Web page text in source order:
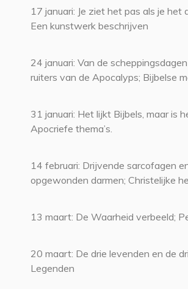
17 januari: Je ziet het pas als je het
Een kunstwerk beschrijven
24 januari: Van de
ruiters van de Apocalyps; Bijbelse
31 januari: Het lijkt Bijbels, maar is
Apocriefe thema’s.
14 februari: Drijvende sarcofagen
opgewonden darmen; Christelijke
13 maart: De Waarheid verbeeld;
20 maart: De drie levenden en de
Legenden